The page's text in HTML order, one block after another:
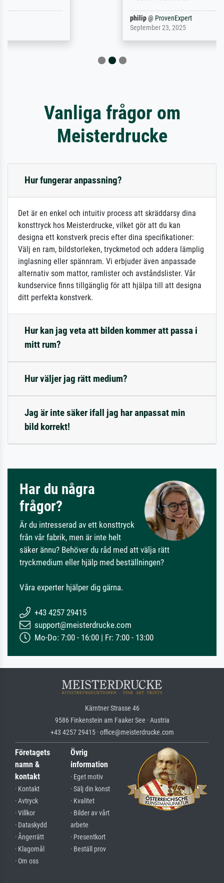
Vanliga frågor om
Meisterdrucke
Hur fungerar anpassning?
Det är en enkel och intuitiv process att skräddarsy dina
konsttryck hos Meisterdrucke, vilket gör att du kan
designa ett konstverk precis efter dina specifikationer:
Välj en ram, bildstorleken, tryckmetod och addera lämplig
inglasning eller spännram. Vi erbjuder även anpassade
alternativ som mattor, ramlister och avståndslister. Vår
kundservice finns tillgänglig för att hjälpa till att designa
ditt perfekta konstverk.
Hur kan jag veta att bilden kommer att passa i
mitt rum?
Hur väljer jag rätt medium?
Jag är inte säker ifall jag har anpassat min
bild korrekt!
Har du några
frågor?
Är du intresserad av ett konsttryck
från vår fabrik, men är inte helt
säker ännu? Behöver du råd med att välja rätt
tryckmedium eller hjälp med beställningen?
Våra experter hjälper dig gärna.
+43 4257 29415
support@meisterdrucke.com
Mo-Do: 7:00 - 16:00 | Fr: 7:00 - 13:00
Kärntner Strasse 46
9586 Finkenstein am Faaker See · Austria
+43 4257 29415 · office@meisterdrucke.com
Företagets
namn &
kontakt
· Kontakt
· Avtryck
· Villkor
· Dataskydd
· Ångerrätt
· Klagomål
· Om oss
Övrig
information
· Eget motiv
· Sälj din konst
· Kvalitet
· Bilder av vårt
arbete
· Presentkort
· Beställ prov